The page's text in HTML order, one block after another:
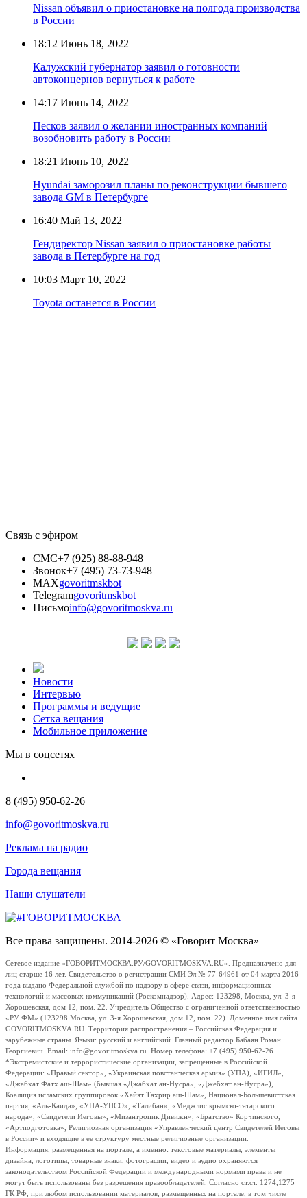
Nissan объявил о приостановке на полгода производства
в России
18:12 Июнь 18, 2022
Калужский губернатор заявил о готовности
автоконцернов вернуться к работе
14:17 Июнь 14, 2022
Песков заявил о желании иностранных компаний
возобновить работу в России
18:21 Июнь 10, 2022
Hyundai заморозил планы по реконструкции бывшего
завода GM в Петербурге
16:40 Май 13, 2022
Гендиректор Nissan заявил о приостановке работы
завода в Петербурге на год
10:03 Март 10, 2022
Toyota останется в России
Связь с эфиром
СМС+7 (925) 88-88-948
Звонок+7 (495) 73-73-948
MAXgovoritmskbot
Telegramgovoritmskbot
Письмоinfo@govoritmoskva.ru
Новости
Интервью
Программы и ведущие
Сетка вещания
Мобильное приложение
Мы в соцсетях
8 (495) 950-62-26
info@govoritmoskva.ru
Реклама на радио
Города вещания
Наши слушатели
Все права защищены. 2014-2026 © «Говорит Москва»
Сетевое издание «ГОВОРИТМОСКВА.РУ/GOVORITMOSKVA.RU». Предназначено для
лиц старше 16 лет. Свидетельство о регистрации СМИ Эл № 77-64961 от 04 марта 2016
года выдано Федеральной службой по надзору в сфере связи, информационных
технологий и массовых коммуникаций (Роскомнадзор). Адрес: 123298, Москва, ул. 3-я
Хорошевская, дом 12, пом. 22. Учредитель Общество с ограниченной ответственностью
«РУ ФМ» (123298 Москва, ул. 3-я Хорошевская, дом 12, пом. 22). Доменное имя сайта
GOVORITMOSKVA.RU. Территория распространения – Российская Федерация и
зарубежные страны. Языки: русский и английский. Главный редактор Бабаян Роман
Георгиевич. Email: info@govoritmoskva.ru. Номер телефона: +7 (495) 950-62-26
*Экстремистские и террористические организации, запрещенные в Российской
Федерации: «Правый сектор», «Украинская повстанческая армия» (УПА), «ИГИЛ»,
«Джабхат Фатх аш-Шам» (бывшая «Джабхат ан-Нусра», «Джебхат ан-Нусра»),
Коалиция исламских группировок «Хайят Тахрир аш-Шам», Национал-Большевистская
партия, «Аль-Каида», «УНА-УНСО», «Талибан», «Меджлис крымско-татарского
народа», «Свидетели Иеговы», «Мизантропик Дивижн», «Братство» Корчинского,
«Артподготовка», Религиозная организация «Управленческий центр Свидетелей Иеговы
в России» и входящие в ее структуру местные религиозные организации.
Информация, размещенная на портале, а именно: текстовые материалы, элементы
дизайна, логотипы, товарные знаки, фотографии, видео и аудио охраняются
законодательством Российской Федерации и международными нормами права и не
могут быть использованы без разрешения правообладателей. Согласно ст.ст. 1274,1275
ГК РФ, при любом использовании материалов, размещенных на портале, в том числе